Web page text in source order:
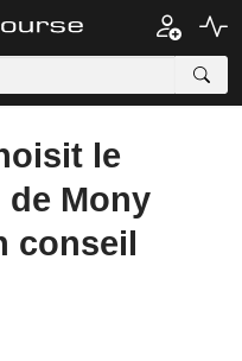
le
Mony
conseil